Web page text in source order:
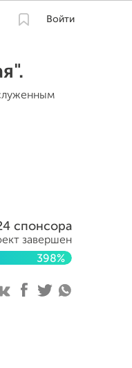
Войти
спонсора
завершен
398%